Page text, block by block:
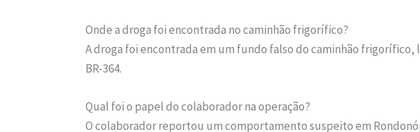
Onde a droga foi encontrada no caminhão frigorífico?
A droga foi encontrada em um fundo falso do caminhão
BR-364.
Qual foi o papel do colaborador na operação?
O colaborador reportou um comportamento suspeito em